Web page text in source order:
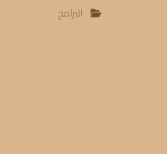
البرامج